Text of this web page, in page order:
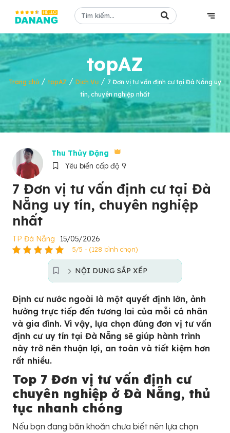
topAZ
Trang chủ / topAZ / Dịch Vụ / 7 Đơn vị tư vấn định cư tại Đà Nẵng uy
tín, chuyên nghiệp nhất
Thu Thủy Đặng
Yêu biển cấp độ 9
7 Đơn vị tư vấn định cư tại Đà
Nẵng uy tín, chuyên nghiệp
nhất
TP Đà Nẵng 15/05/2026
5/5 - (128 bình chọn)
NỘI DUNG SẮP XẾP
Định cư nước ngoài là một quyết định lớn, ảnh
hưởng trực tiếp đến tương lai của mỗi cá nhân
và gia đình. Vì vậy, lựa chọn đúng đơn vị tư vấn
định cư uy tín tại Đà Nẵng sẽ giúp hành trình
này trở nên thuận lợi, an toàn và tiết kiệm hơn
rất nhiều.
Top 7 Đơn vị tư vấn định cư
chuyên nghiệp ở Đà Nẵng, thủ
tục nhanh chóng
Nếu bạn đang băn khoăn chưa biết nên lựa chọn